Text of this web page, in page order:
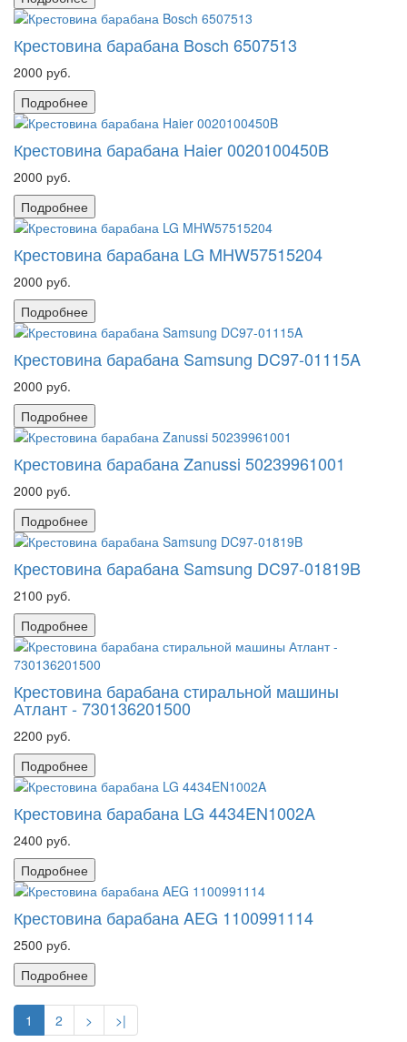
Крестовина барабана Bosch 6507513
2000 руб.
Подробнее
Крестовина барабана Haier 0020100450B
2000 руб.
Подробнее
Крестовина барабана LG MHW57515204
2000 руб.
Подробнее
Крестовина барабана Samsung DC97-01115A
2000 руб.
Подробнее
Крестовина барабана Zanussi 50239961001
2000 руб.
Подробнее
Крестовина барабана Samsung DC97-01819B
2100 руб.
Подробнее
Крестовина барабана стиральной машины
Атлант - 730136201500
2200 руб.
Подробнее
Крестовина барабана LG 4434EN1002A
2400 руб.
Подробнее
Крестовина барабана AEG 1100991114
2500 руб.
Подробнее
1 2 > >|